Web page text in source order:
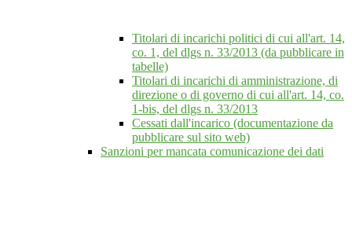
Titolari di incarichi politici di cui all'art. 14,
co. 1, del dlgs n. 33/2013 (da pubblicare in
tabelle)
Titolari di incarichi di amministrazione, di
direzione o di governo di cui all'art. 14, co.
1-bis, del dlgs n. 33/2013
Cessati dall'incarico (documentazione da
pubblicare sul sito web)
Sanzioni per mancata comunicazione dei dati